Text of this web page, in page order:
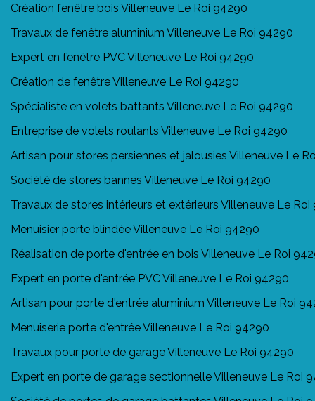
Création fenêtre bois Villeneuve Le Roi 94290
Travaux de fenêtre aluminium Villeneuve Le Roi 94290
Expert en fenêtre PVC Villeneuve Le Roi 94290
Création de fenêtre Villeneuve Le Roi 94290
Spécialiste en volets battants Villeneuve Le Roi 94290
Entreprise de volets roulants Villeneuve Le Roi 94290
Artisan pour stores persiennes et jalousies Villeneuve Le
Société de stores bannes Villeneuve Le Roi 94290
Travaux de stores intérieurs et extérieurs Villeneuve Le
Menuisier porte blindée Villeneuve Le Roi 94290
Réalisation de porte d'entrée en bois Villeneuve Le Roi
Expert en porte d'entrée PVC Villeneuve Le Roi 94290
Artisan pour porte d'entrée aluminium Villeneuve Le Roi
Menuiserie porte d'entrée Villeneuve Le Roi 94290
Travaux pour porte de garage Villeneuve Le Roi 94290
Expert en porte de garage sectionnelle Villeneuve Le Roi